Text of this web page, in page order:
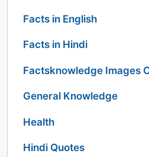
Facts in English
Facts in Hindi
Factsknowledge Images
General Knowledge
Health
Hindi Quotes